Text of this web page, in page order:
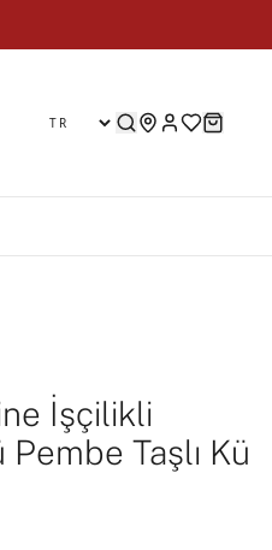
İşçilikli
Taşlı Kü